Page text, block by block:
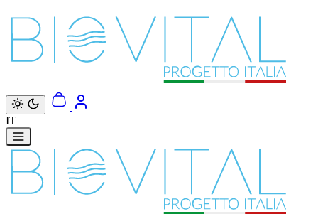
Vai direttamente ai contenuti
IT